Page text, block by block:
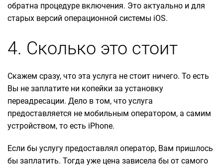
обратна процедуре включения. Это актуально и для
старых версий операционной системы iOS.
4. Сколько это стоит
Скажем сразу, что эта услуга не стоит ничего. То есть
Вы не заплатите ни копейки за установку
переадресации. Дело в том, что услуга
предоставляется не мобильным оператором, а самим
устройством, то есть iPhone.
Если бы услугу предоставлял оператор, Вам пришлось
бы заплатить. Тогда уже цена зависела бы от самого